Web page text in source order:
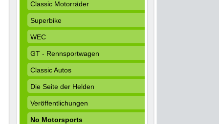
Classic Motorräder
Superbike
WEC
GT - Rennsportwagen
Classic Autos
Die Seite der Helden
Veröffentlichungen
No Motorsports